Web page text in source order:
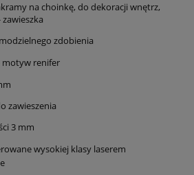
na choinkę, do dekoracji wnętrz,
zdobienia
motyw renifer
zawieszenia
3 mm
wysokiej klasy laserem